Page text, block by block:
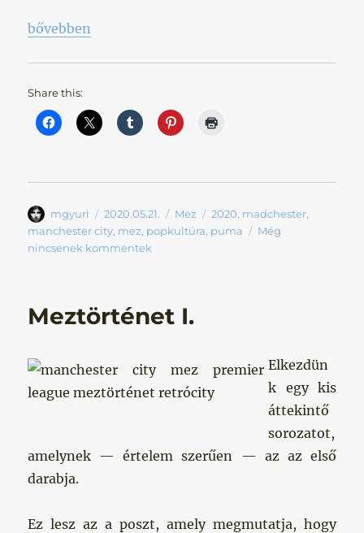
„Mi a jó isten ez?! Nagymuter otthonkája menőbb
bővebben
Share this:
Szerző
mgyuri Közzétéve
2020.05.21. Kategória
Mez Címke
2020, madchester,
manchester city, mez, popkultúra, puma
Még
nincsenek kommentek
Meztörténet I.
Elkezdün
k egy kis
áttekintő
sorozatot,
amelynek — értelem szerűen — az az első
darabja.
Ez lesz az a poszt, amely megmutatja, hogy